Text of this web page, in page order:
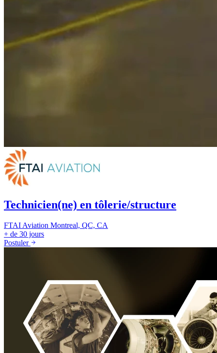
Technicien(ne) en tôlerie/structure
FTAI Aviation Montreal, QC, CA
+ de 30 jours
Postuler